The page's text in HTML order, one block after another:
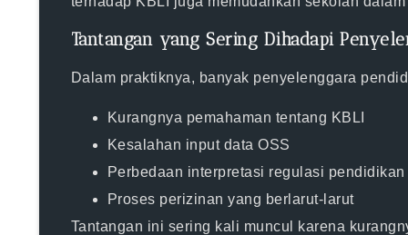
Tantangan yang Sering Dihadapi
Dalam praktiknya, banyak penyelenggara
Kurangnya pemahaman tentang KBLI
Kesalahan input data OSS
Perbedaan interpretasi regulasi pendidikan
Proses perizinan yang berlarut-larut
Tantangan ini sering kali muncul karena